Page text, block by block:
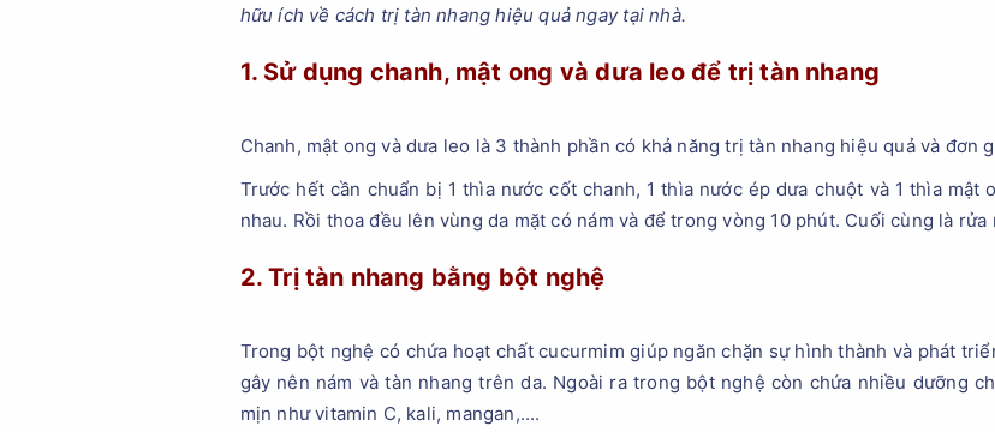
hữu ích về cách trị tàn nhang hiệu quả ngay tại nhà.
1. Sử dụng chanh, mật ong và dưa leo để trị tàn nhang
Chanh, mật ong và dưa leo là 3 thành phần có khả năng trị tàn nhang hiệu quả và đơn
Trước hết cần chuẩn bị 1 thìa nước cốt chanh, 1 thìa nước ép dưa chuột và 1 thìa
nhau. Rồi thoa đều lên vùng da mặt có nám và để trong vòng 10 phút. Cuối cùng là
2. Trị tàn nhang bằng bột nghệ
Trong bột nghệ có chứa hoạt chất cucurmim giúp ngăn chặn sự hình thành và phát
gây nên nám và tàn nhang trên da. Ngoài ra trong bột nghệ còn chứa nhiều dưỡng
mịn như vitamin C, kali, mangan,....